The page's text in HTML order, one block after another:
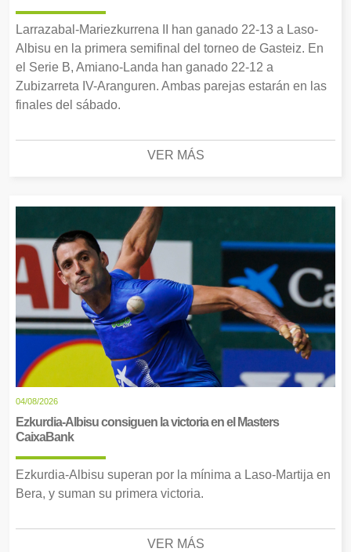
Larrazabal-Mariezkurrena II han ganado 22-13 a Laso-
Albisu en la primera semifinal del torneo de Gasteiz. En
el Serie B, Amiano-Landa han ganado 22-12 a
Zubizarreta IV-Aranguren. Ambas parejas estarán en las
finales del sábado.
VER MÁS
04/08/2026
Ezkurdia-Albisu consiguen la victoria en el Masters
CaixaBank
Ezkurdia-Albisu superan por la mínima a Laso-Martija en
Bera, y suman su primera victoria.
VER MÁS